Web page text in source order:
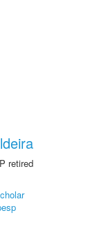
retired